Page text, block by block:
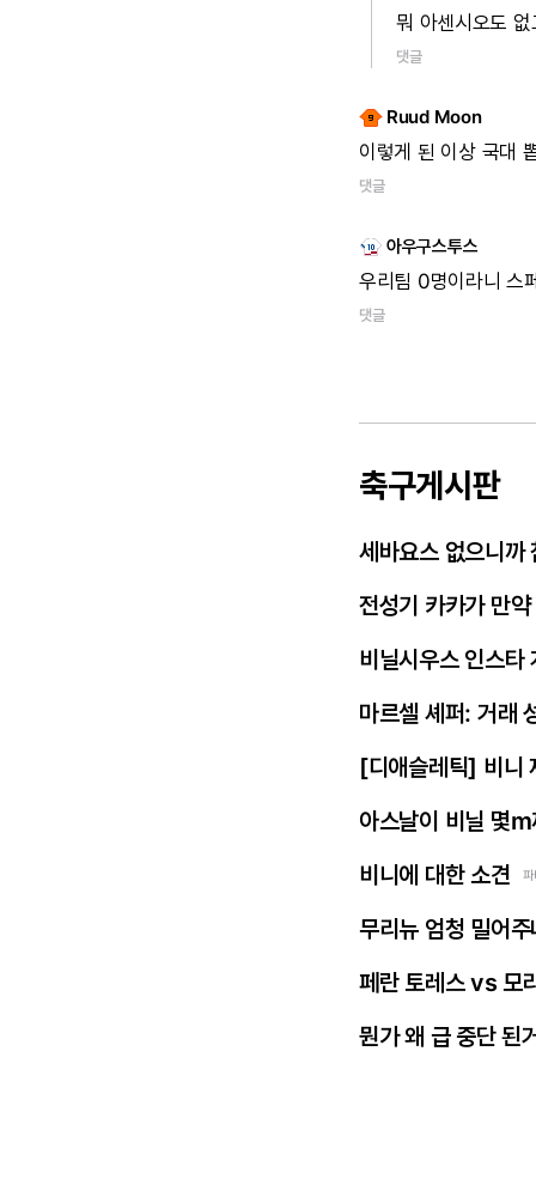
뭐 아센시오도 없
댓글
Ruud Moon
이렇게 된 이상 국대
댓글
아우구스투스
우리팀 0명이라니 스
댓글
축구게시판
세바요스 없으니까
전성기 카카가 만
비닐시우스 인스타
마르셀 셰퍼: 거래
[디애슬레틱] 비니
아스날이 비닐 몇
비니에 대한 소견
무리뉴 엄청 밀어
페란 토레스 vs 모
뭔가 왜 급 중단 된